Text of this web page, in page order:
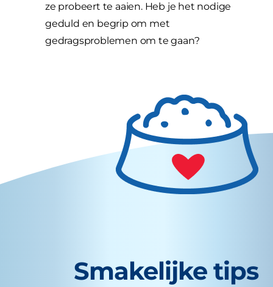
ze probeert te aaien. Heb je het nodige
geduld en begrip om met
gedragsproblemen om te gaan?
Smakelijke tips